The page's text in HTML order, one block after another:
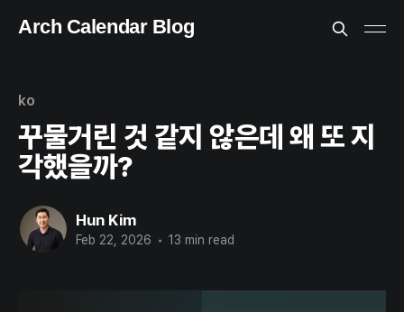
Arch Calendar Blog
ko
꾸물거린 것 같지 않은데 왜 또 지
각했을까?
Hun Kim
Feb 22, 2026 • 13 min read